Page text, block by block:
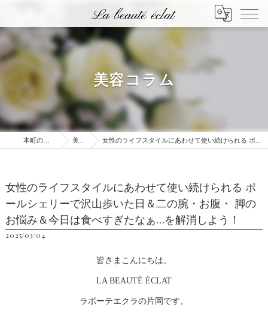
美容コラム
本町のエステはLa beauté éclat 美容コラム 女性のライフスタイルにあわせて使い続けられる ポールシェリーで沢山歩いた日＆二の腕・お腹・ 脚のお悩み＆今日は食べすぎたなぁ…を解消しよう！
女性のライフスタイルにあわせて使い続けられる ポ
ールシェリーで沢山歩いた日＆二の腕・お腹・ 脚の
お悩み＆今日は食べすぎたなぁ…を解消しよう！
2025/03/04
皆さまこんにちは。
LA BEAUTÉ ÉCLAT
ラボーテエクラの片岡です。